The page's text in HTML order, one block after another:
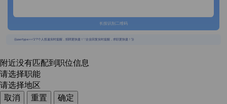
长按识别二维码
{{usertype=='2'?'个人投递实时提醒，招聘更快捷！':'企业回复实时提醒，求职更快捷！'}}
附近没有匹配到职位信息
请选择职能
请选择地区
取消
重置
确定